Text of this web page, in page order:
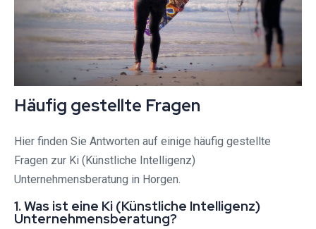
Häufig gestellte Fragen
Hier finden Sie Antworten auf einige häufig gestellte
Fragen zur Ki (Künstliche Intelligenz)
Unternehmensberatung in Horgen.
1. Was ist eine Ki (Künstliche Intelligenz)
Unternehmensberatung?